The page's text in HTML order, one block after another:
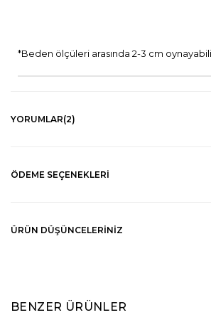
*Beden ölçüleri arasında 2-3 cm
YORUMLAR(2)
ÖDEME SEÇENEKLERI
ÜRÜN DÜŞÜNCELERINIZ
BENZER ÜRÜNLER